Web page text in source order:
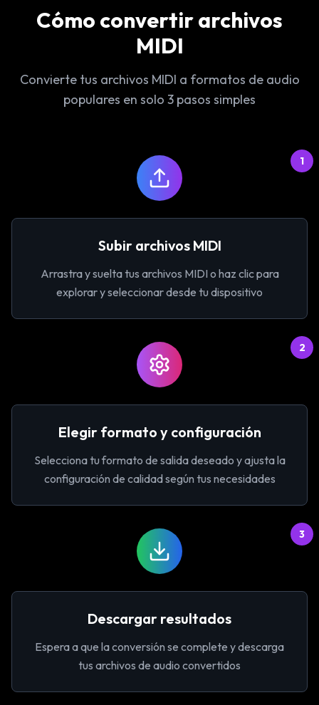
Cómo convertir archivos
MIDI
Convierte tus archivos MIDI a formatos de audio
populares en solo 3 pasos simples
1
Subir archivos MIDI
Arrastra y suelta tus archivos MIDI o haz clic para
explorar y seleccionar desde tu dispositivo
2
Elegir formato y configuración
Selecciona tu formato de salida deseado y ajusta la
configuración de calidad según tus necesidades
3
Descargar resultados
Espera a que la conversión se complete y descarga
tus archivos de audio convertidos